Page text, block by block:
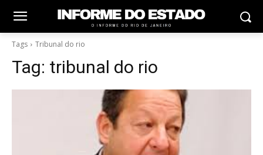
Tags Tribunal do rio
Tag: tribunal do rio